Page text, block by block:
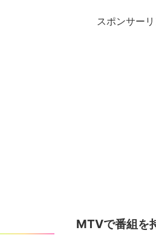
スポンサー
MTVで番組を